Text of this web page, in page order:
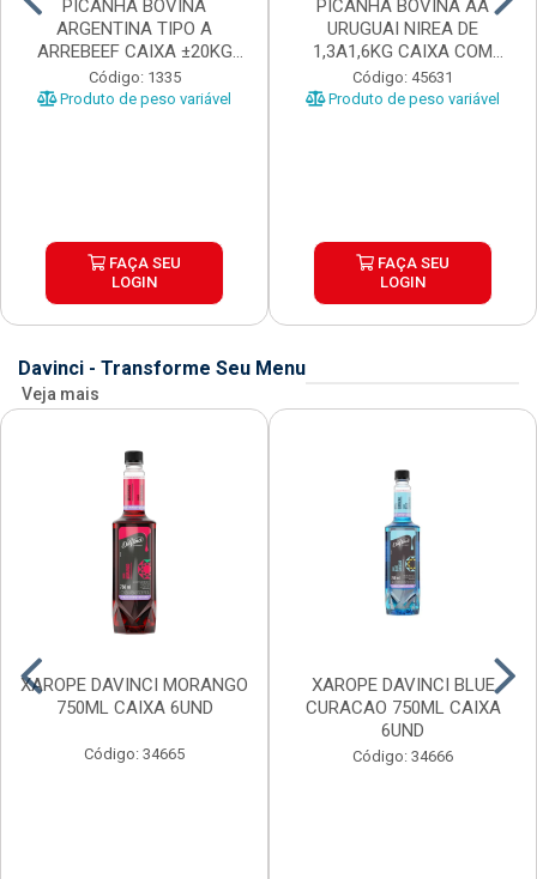
PICANHA BOVINA
ARGENTINA TIPO A
ARREBEEF CAIXA ±20KG
PEÇAS 1...
Código: 1335
Produto de peso variável
FAÇA SEU
LOGIN
PICANHA BOVINA AA
URUGUAI NIREA DE
1,3A1,6KG CAIXA COM
±15KG
Código: 45631
Produto de peso variável
FAÇA SEU
LOGIN
Davinci - Transforme Seu Menu
Veja mais
XAROPE DAVINCI MORANGO
750ML CAIXA 6UND
Código: 34665
XAROPE DAVINCI BLUE
CURACAO 750ML CAIXA
6UND
Código: 34666